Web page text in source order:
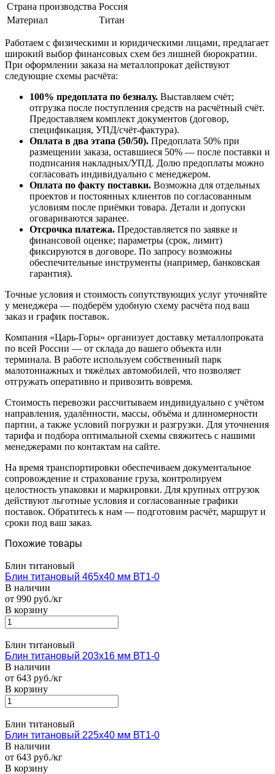
Страна производства Россия
Материал
Титан
Работаем с физическими и юридическими лицами, предлагает
широкий выбор финансовых схем без лишней бюрократии.
При оформлении заказа на металлопрокат действуют
следующие схемы расчёта:
100% предоплата по безналу. Выставляем счёт;
отгрузка после поступления средств на расчётный счёт.
Предоставляем комплект документов (договор,
спецификация, УПД/счёт-фактура).
Оплата в два этапа (50/50). Предоплата 50% при
размещении заказа, оставшиеся 50% — после поставки и
подписания накладных/УПД. Долю предоплаты можно
согласовать индивидуально с менеджером.
Оплата по факту поставки. Возможна для отдельных
проектов и постоянных клиентов по согласованным
условиям после приёмки товара. Детали и допуски
оговариваются заранее.
Отсрочка платежа. Предоставляется по заявке и
финансовой оценке; параметры (срок, лимит)
фиксируются в договоре. По запросу возможны
обеспечительные инструменты (например, банковская
гарантия).
Точные условия и стоимость сопутствующих услуг уточняйте
у менеджера — подберём удобную схему расчёта под ваш
заказ и график поставок.
Компания «Царь-Горы» организует доставку металлопроката
по всей России — от склада до вашего объекта или
терминала. В работе используем собственный парк
малотоннажных и тяжёлых автомобилей, что позволяет
отгружать оперативно и привозить вовремя.
Стоимость перевозки рассчитываем индивидуально с учётом
направления, удалённости, массы, объёма и длиномерности
партии, а также условий погрузки и разгрузки. Для уточнения
тарифа и подбора оптимальной схемы свяжитесь с нашими
менеджерами по контактам на сайте.
На время транспортировки обеспечиваем документальное
сопровождение и страхование груза, контролируем
целостность упаковки и маркировки. Для крупных отгрузок
действуют льготные условия и согласованные графики
поставок. Обратитесь к нам — подготовим расчёт, маршрут и
сроки под ваш заказ.
Похожие товары
Блин титановый
Блин титановый 465х40 мм ВТ1-0
В наличии
от 990 руб./кг
В корзину
Блин титановый
Блин титановый 203х16 мм ВТ1-0
В наличии
от 643 руб./кг
В корзину
Блин титановый
Блин титановый 225х40 мм ВТ1-0
В наличии
от 643 руб./кг
В корзину